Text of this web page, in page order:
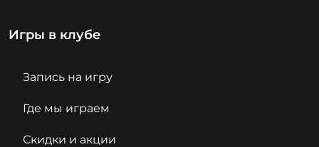
Игры в клубе
Запись на игру
Где мы играем
Скидки и акции